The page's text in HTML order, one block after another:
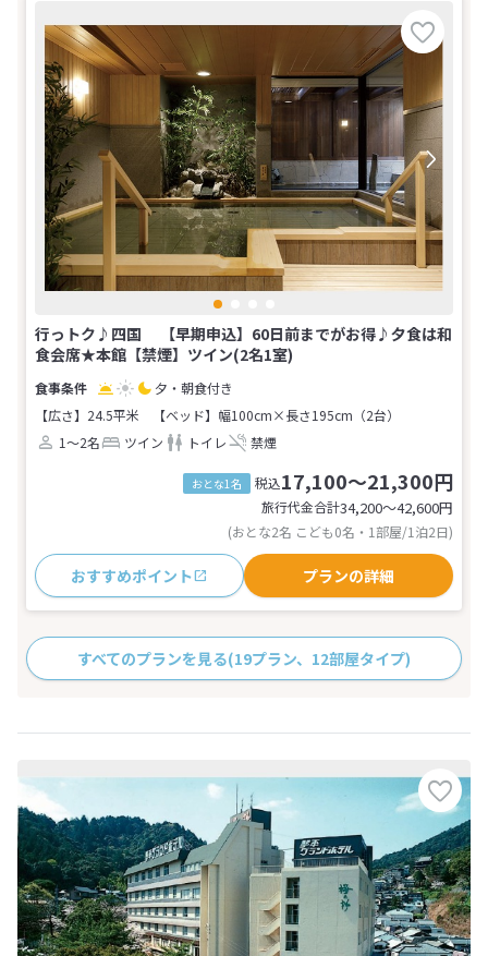
行っトク♪四国 【早期申込】60日前までがお得♪夕食は和
食会席★本館【禁煙】ツイン(2名1室)
夕・朝食付き
【広さ】24.5平米
【ベッド】幅100cm×長さ195cm（2台）
1～2名
ツイン トイレ 禁煙
おとな1名 税込17,100～21,300円
旅行代金合計34,200〜42,600円
(おとな2名 こども0名・1部屋/1泊2日)
おすすめポイント プランの詳細
すべてのプランを見る(19プラン、12部屋タイプ)